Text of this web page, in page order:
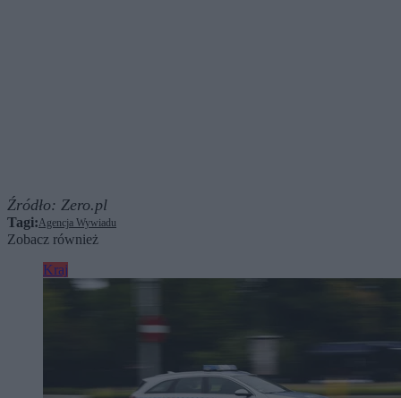
Źródło: Zero.pl
Tagi:Agencja Wywiadu
Zobacz również
Kraj